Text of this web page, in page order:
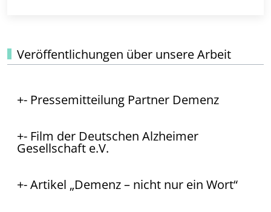
Veröffentlichungen über unsere Arbeit
- Pressemitteilung Partner Demenz
- Film der Deutschen Alzheimer
Gesellschaft e.V.
- Artikel „Demenz – nicht nur ein Wort“